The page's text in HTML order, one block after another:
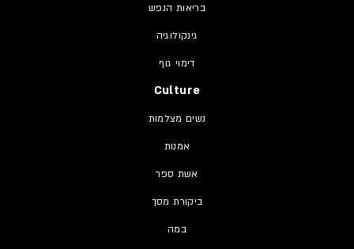
בריאות הנפש
גינקולוגיה
דימוי גוף
Culture
נשים מצלמות
אמנות
אשת ספר
ביקורת מסך
במה